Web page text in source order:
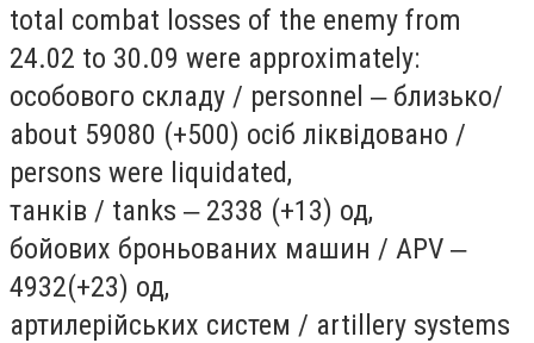
total combat losses of the enemy from
24.02 to 30.09 were approximately:
особового складу / personnel ‒ близько/
about 59080 (+500) осіб ліквідовано /
persons were liquidated,
танків / tanks ‒ 2338 (+13) од,
бойових броньованих машин / APV ‒
4932(+23) од,
артилерійських систем / artillery systems